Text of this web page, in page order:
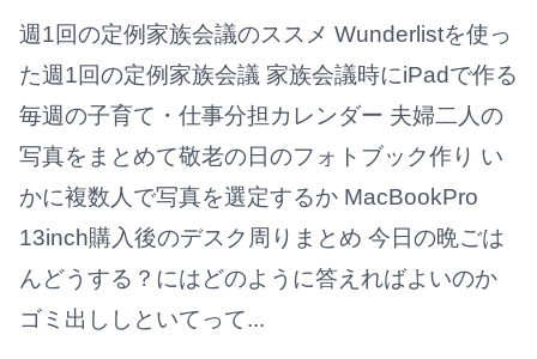
週1回の定例家族会議のススメ Wunderlistを使っ
た週1回の定例家族会議 家族会議時にiPadで作る
毎週の子育て・仕事分担カレンダー 夫婦二人の
写真をまとめて敬老の日のフォトブック作り い
かに複数人で写真を選定するか MacBookPro
13inch購入後のデスク周りまとめ 今日の晩ごは
んどうする？にはどのように答えればよいのか
ゴミ出ししといてって...